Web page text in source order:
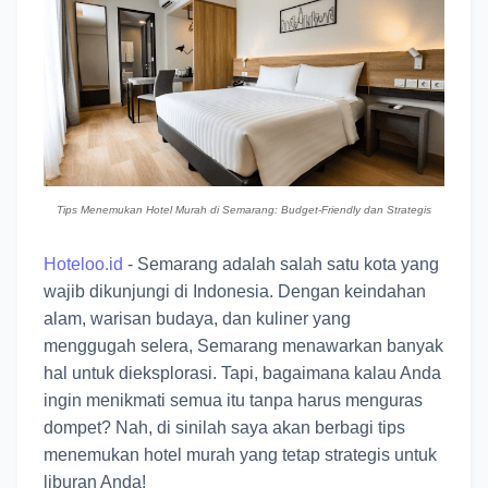
Tips Menemukan Hotel Murah di Semarang: Budget-Friendly dan Strategis
Hoteloo.id - Semarang adalah salah satu kota yang
wajib dikunjungi di Indonesia. Dengan keindahan
alam, warisan budaya, dan kuliner yang
menggugah selera, Semarang menawarkan banyak
hal untuk dieksplorasi. Tapi, bagaimana kalau Anda
ingin menikmati semua itu tanpa harus menguras
dompet? Nah, di sinilah saya akan berbagi tips
menemukan hotel murah yang tetap strategis untuk
liburan Anda!